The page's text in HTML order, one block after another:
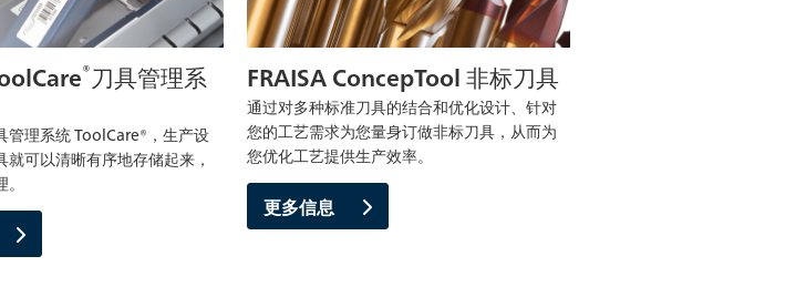
®刀具管理系
管理系统 ToolCare®，生产设
就可以清晰有序地存储起来，
FRAISA ConcepTool 非标刀具
通过对多种标准刀具的结合和优化设计、针对
您的工艺需求为您量身订做非标刀具，从而为
您优化工艺提供生产效率。
更多信息